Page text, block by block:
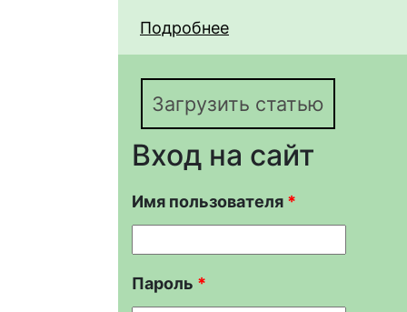
Подробнее
УЧАСТИЕМ
(Россия, г. Нальчик,
Загрузить статью
Вход на сайт
Имя пользователя *
Пароль *